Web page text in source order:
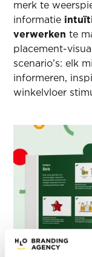
merk te
informatie
verwerkente
placement-
scenario’s: elk
informeren,
winkelvloer